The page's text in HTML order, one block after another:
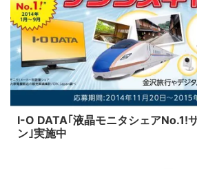
I-O DATA｢液晶モニタシェアNo.1!
ン｣実施中